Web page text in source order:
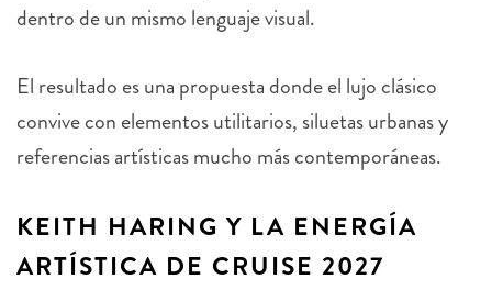
dentro de un mismo lenguaje visual.
El resultado es una propuesta donde el lujo clásico
convive con elementos utilitarios, siluetas urbanas y
referencias artísticas mucho más contemporáneas.
KEITH HARING Y LA ENERGÍA
ARTÍSTICA DE CRUISE 2027